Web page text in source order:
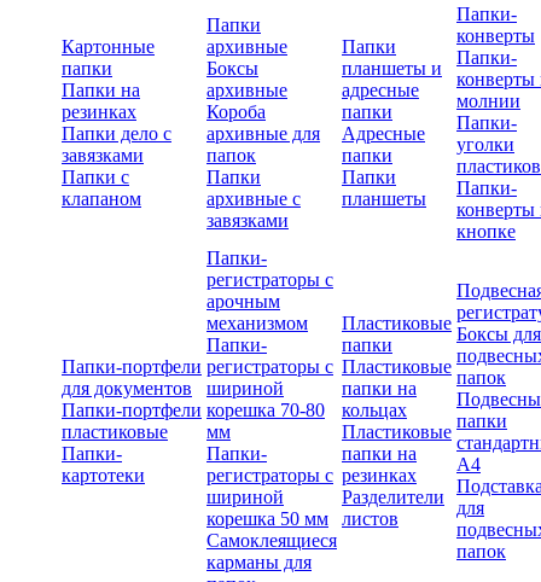
Картонные
папки
Папки на
резинках
Папки дело с
завязками
Папки с
клапаном
Папки
архивные
Боксы
архивные
Короба
архивные для
папок
Папки
архивные с
завязками
Папки
планшеты и
адресные
папки
Адресные
папки
Папки
планшеты
Папки-
конверты
Папки-
конверты
молнии
Папки-
уголки
Папки-
конверты
кнопке
Папки-портфели
для документов
Папки-портфели
пластиковые
Папки-
картотеки
Папки-
регистраторы с
арочным
механизмом
Папки-
регистраторы с
шириной
корешка 70-80
мм
Папки-
регистраторы с
шириной
корешка 50 мм
Самоклеящиеся
карманы для
Пластиковые
папки
Пластиковые
папки на
кольцах
Пластиковые
папки на
резинках
Разделители
листов
Боксы для
папок
папки
А4
для
папок